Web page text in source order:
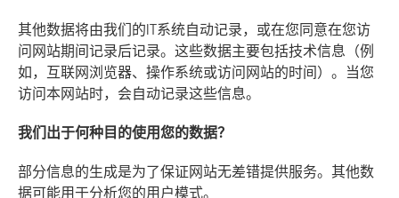
其他数据将由我们的IT系统自动记录，或在您同意在您访
问网站期间记录后记录。这些数据主要包括技术信息（例
如，互联网浏览器、操作系统或访问网站的时间）。当您
访问本网站时，会自动记录这些信息。
我们出于何种目的使用您的数据？
部分信息的生成是为了保证网站无差错提供服务。其他数
据可能用于分析您的用户模式。